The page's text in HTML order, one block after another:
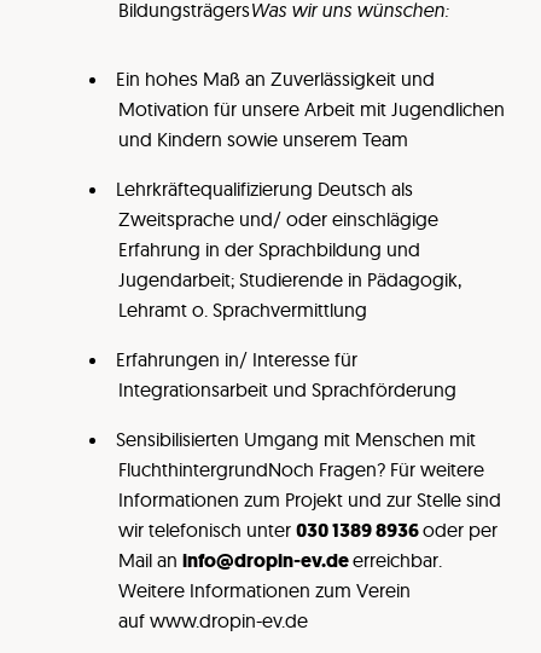
BildungsträgersWas wir uns wünschen:
Ein hohes Maß an Zuverlässigkeit und
Motivation für unsere Arbeit mit Jugendlichen
und Kindern sowie unserem Team
Lehrkräftequalifizierung Deutsch als
Zweitsprache und/ oder einschlägige
Erfahrung in der Sprachbildung und
Jugendarbeit; Studierende in Pädagogik,
Lehramt o. Sprachvermittlung
Erfahrungen in/ Interesse für
Integrationsarbeit und Sprachförderung
Sensibilisierten Umgang mit Menschen mit
FluchthintergrundNoch Fragen? Für weitere
Informationen zum Projekt und zur Stelle sind
wir telefonisch unter 030 1389 8936oder per
Mail an info@dropin-ev.deerreichbar.
Weitere Informationen zum Verein
auf www.dropin-ev.de